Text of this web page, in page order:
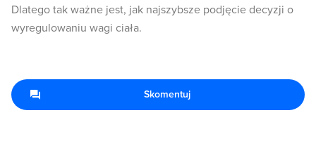
Dlatego tak ważne jest, jak najszybsze podjęcie decyzji o
wyregulowaniu wagi ciała.
Skomentuj